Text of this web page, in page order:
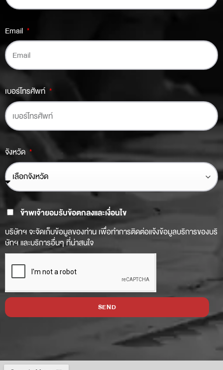
Email
เบอร์โทรศัพท์
จังหวัด
ข้าพเจ้ายอมรับข้อตกลงและเงื่อนไข
บริษัทฯ จะจัดเก็บข้อมูลของท่าน เพื่อทำการติดต่อแจ้งข้อมูลบริการของบริ
ษัทฯ และบริการอื่นๆ ที่น่าสนใจ
SEND